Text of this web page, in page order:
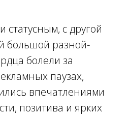
с другой
большой разной-
болели за
паузах,
впечатлениями
позитива и ярких